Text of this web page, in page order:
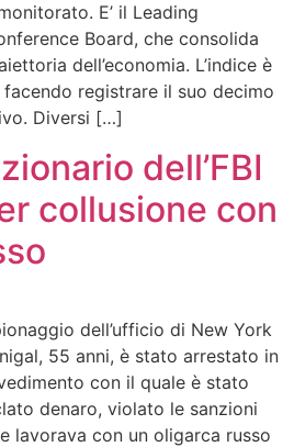
E’ il Leading
Board, che consolida
dell’economia. L’indice è
registrare il suo decimo
Diversi […]
dell’FBI
collusione con
dell’ufficio di New York
55 anni, è stato arrestato in
con il quale è stato
denaro, violato le sanzioni
lavorava con un oligarca russo